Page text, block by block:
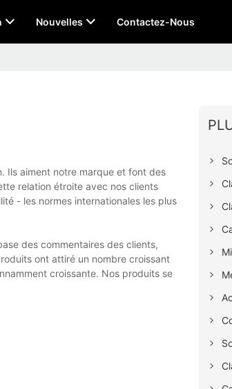
Nouvelles Contactez-Nous
Ils aiment notre marque et font des
relation étroite avec nos clients
- les normes internationales les plus
des commentaires des clients,
ont attiré un nombre croissant
croissante. Nos produits se